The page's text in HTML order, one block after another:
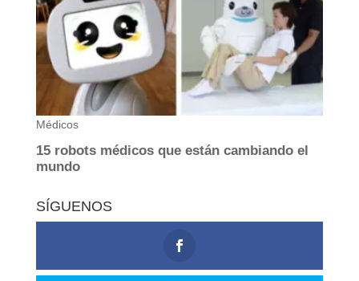
SÍGUENOS